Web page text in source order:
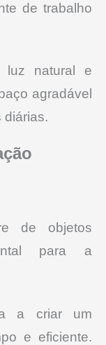
de trabalho
luz natural e
agradável
diárias.
de objetos
para a
a criar um
e eficiente.